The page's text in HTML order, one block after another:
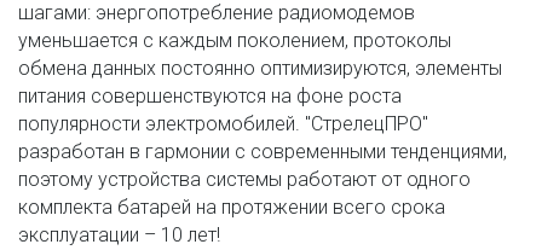
шагами: энергопотребление радиомодемов
уменьшается с каждым поколением, протоколы
обмена данных постоянно оптимизируются, элементы
питания совершенствуются на фоне роста
популярности электромобилей. "СтрелецПРО"
разработан в гармонии с современными тенденциями,
поэтому устройства системы работают от одного
комплекта батарей на протяжении всего срока
эксплуатации – 10 лет!